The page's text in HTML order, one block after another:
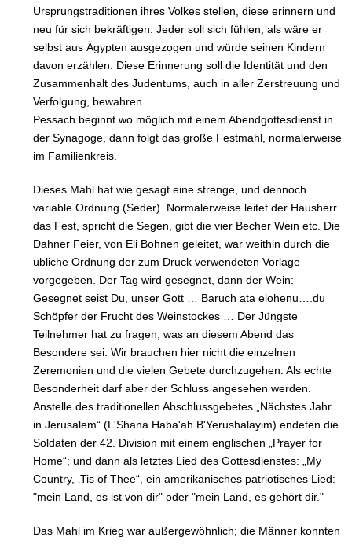
Ursprungstraditionen ihres Volkes stellen, diese erinnern und
neu für sich bekräftigen. Jeder soll sich fühlen, als wäre er
selbst aus Ägypten ausgezogen und würde seinen Kindern
davon erzählen. Diese Erinnerung soll die Identität und den
Zusammenhalt des Judentums, auch in aller Zerstreuung und
Verfolgung, bewahren.
Pessach beginnt wo möglich mit einem Abendgottesdienst in
der Synagoge, dann folgt das große Festmahl, normalerweise
im Familienkreis.
Dieses Mahl hat wie gesagt eine strenge, und dennoch
variable Ordnung (Seder). Normalerweise leitet der Hausherr
das Fest, spricht die Segen, gibt die vier Becher Wein etc. Die
Dahner Feier, von Eli Bohnen geleitet, war weithin durch die
übliche Ordnung der zum Druck verwendeten Vorlage
vorgegeben. Der Tag wird gesegnet, dann der Wein:
Gesegnet seist Du, unser Gott … Baruch ata elohenu….du
Schöpfer der Frucht des Weinstockes … Der Jüngste
Teilnehmer hat zu fragen, was an diesem Abend das
Besondere sei. Wir brauchen hier nicht die einzelnen
Zeremonien und die vielen Gebete durchzugehen. Als echte
Besonderheit darf aber der Schluss angesehen werden.
Anstelle des traditionellen Abschlussgebetes „Nächstes Jahr
in Jerusalem“ (L'Shana Haba'ah B'Yerushalayim) endeten die
Soldaten der 42. Division mit einem englischen „Prayer for
Home“; und dann als letztes Lied des Gottesdienstes: „My
Country, ‚Tis of Thee“, ein amerikanisches patriotisches Lied:
"mein Land, es ist von dir" oder "mein Land, es gehört dir."
Das Mahl im Krieg war außergewöhnlich; die Männer konnten